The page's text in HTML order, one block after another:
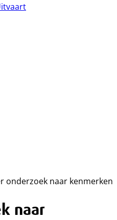
onderzoek naar kenmerken
naar